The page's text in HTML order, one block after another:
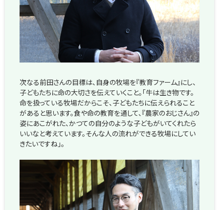
次なる前田さんの目標は、自身の牧場を『教育ファーム』にし、
子どもたちに命の大切さを伝えていくこと。「牛は生き物です。
命を扱っている牧場だからこそ、子どもたちに伝えられること
があると思います。食や命の教育を通して、『農家のおじさん』の
姿にあこがれた、かつての自分のような子どもがいてくれたら
いいなと考えています。そんな人の流れができる牧場にしてい
きたいですね」。